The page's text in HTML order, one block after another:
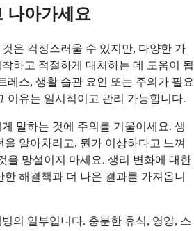
나아가세요
은 걱정스러울 수 있지만, 다양한 가
하고 적절하게 대처하는 데 도움이 됩
레스, 생활 습관 요인 또는 주의가 필요
이유는 일시적이고 관리 가능합니다.
말하는 것에 주의를 기울이세요. 생
알아차리고, 뭔가 이상하다고 느껴
을 망설이지 마세요. 생리 변화에 대한
해결책과 더 나은 결과를 가져옵니
의 일부입니다. 충분한 휴식, 영양, 스